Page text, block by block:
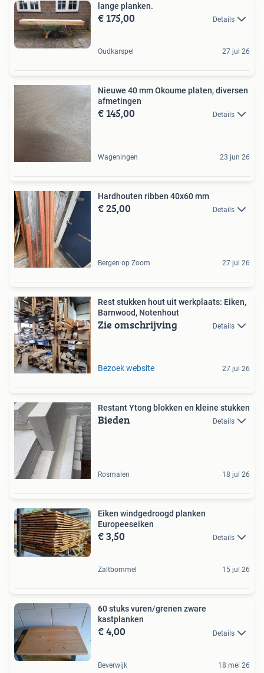
lange planken.
€ 175,00 Details
Oudkarspel 27 jul 26
Nieuwe 40 mm Okoume platen, diversen
afmetingen
€ 145,00 Details
Wageningen 23 jun 26
Hardhouten ribben 40x60 mm
€ 25,00 Details
Bergen op Zoom 27 jul 26
Rest stukken hout uit werkplaats: Eiken,
Barnwood, Notenhout
Zie omschrijving Details
Bezoek website 27 jul 26
Restant Ytong blokken en kleine stukken
Bieden Details
Rosmalen 18 jul 26
Eiken windgedroogd planken
Europeeseiken
€ 3,50 Details
Zaltbommel 15 jul 26
60 stuks vuren/grenen zware
kastplanken
€ 4,00 Details
Beverwijk 18 mei 26